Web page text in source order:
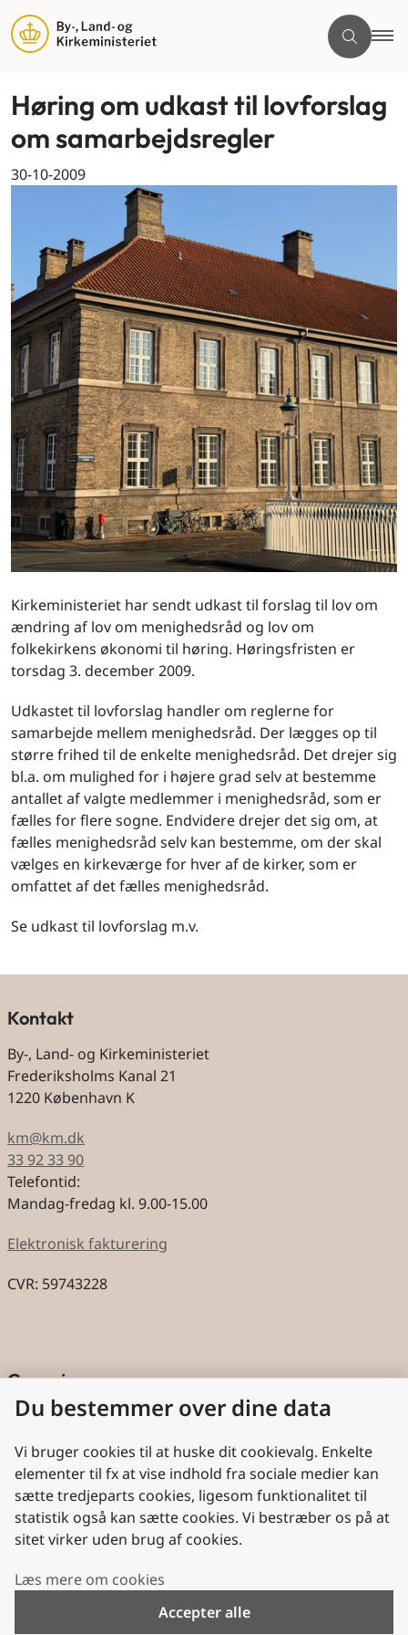
Høring om udkast til lovforslag
om samarbejdsregler
30-10-2009
Kirkeministeriet har sendt udkast til forslag til lov om
ændring af lov om menighedsråd og lov om
folkekirkens økonomi til høring. Høringsfristen er
torsdag 3. december 2009.
Udkastet til lovforslag handler om reglerne for
samarbejde mellem menighedsråd. Der lægges op til
større frihed til de enkelte menighedsråd. Det drejer sig
bl.a. om mulighed for i højere grad selv at bestemme
antallet af valgte medlemmer i menighedsråd, som er
fælles for flere sogne. Endvidere drejer det sig om, at
fælles menighedsråd selv kan bestemme, om der skal
vælges en kirkeværge for hver af de kirker, som er
omfattet af det fælles menighedsråd.
Se udkast til lovforslag m.v.
Kontakt
By-, Land- og Kirkeministeriet
Frederiksholms Kanal 21
1220 København K
km@km.dk
33 92 33 90
Telefontid:
Mandag-fredag kl. 9.00-15.00
Elektronisk fakturering
CVR: 59743228
Genveje
Cookies
Aktindsigt
Persondatabeskyttelse
Nyttige links
Plan- og Landdistriktsstyrelsen
Du bestemmer over dine data
Vi bruger cookies til at huske dit cookievalg. Enkelte
elementer til fx at vise indhold fra sociale medier kan
sætte tredjeparts cookies, ligesom funktionalitet til
statistik også kan sætte cookies. Vi bestræber os på at
sitet virker uden brug af cookies.
Læs mere om cookies
Accepter alle